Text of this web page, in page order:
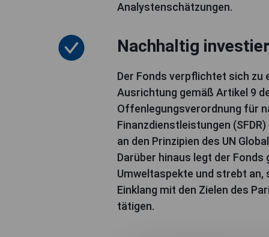
Analystenschätzungen.
Nachhaltig
Der Fonds verpflichtet sich zu
Ausrichtung gemäß Artikel 9
Offenlegungsverordnung für
Finanzdienstleistungen
an den Prinzipien des UN
Darüber hinaus legt der
Umweltaspekte und strebt an,
Einklang mit den Zielen des
tätigen.